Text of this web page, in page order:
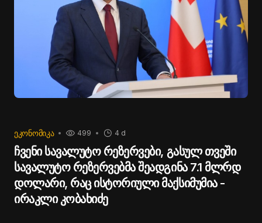
ᲔᲙᲝᲜᲝᲛᲘᲙᲐ 4 d
499
ჩვენი სავალუტო რეზერვები, გასულ თვეში
სავალუტო რეზერვებმა შეადგინა 7.1 მლრდ
დოლარი, რაც ისტორიული მაქსიმუმია -
ირაკლი კობახიძე